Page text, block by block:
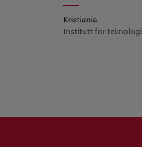
Kristiania
Institutt for teknologi